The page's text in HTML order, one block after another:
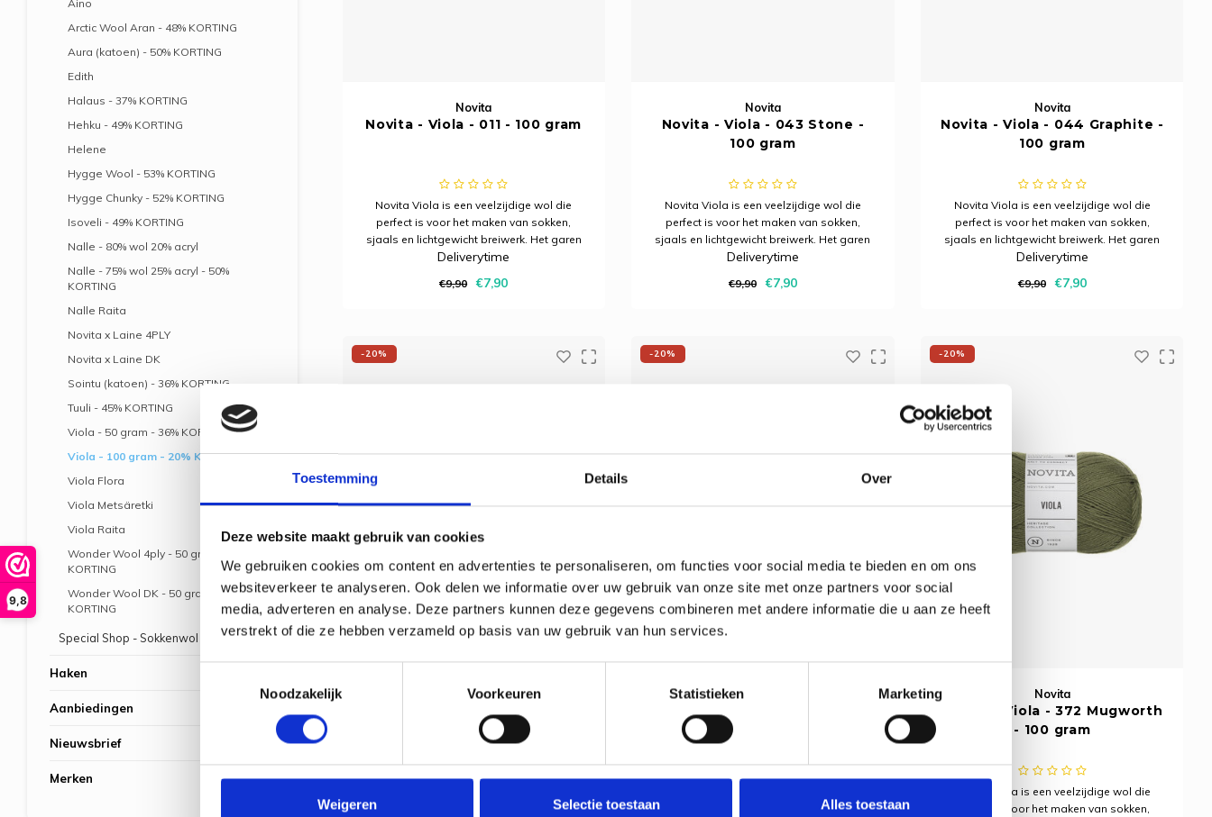
Toestemming Details Over
Deze website maakt gebruik van cookies
We gebruiken cookies om content en advertenties te personaliseren, om functies voor social media te bieden en om ons
websiteverkeer te analyseren. Ook delen we informatie over uw gebruik van onze site met onze partners voor social
media, adverteren en analyse. Deze partners kunnen deze gegevens combineren met andere informatie die u aan ze heeft
verstrekt of die ze hebben verzameld op basis van uw gebruik van hun services.
Noodzakelijk
Voorkeuren Statistieken Marketing
Weigeren Selectie toestaan Alles toestaan
9,8
Aino
Arctic Wool Aran - 48% KORTING
Aura (katoen) - 50% KORTING
Edith
Halaus - 37% KORTING
Hehku - 49% KORTING
Helene
Hygge Wool - 53% KORTING
Hygge Chunky - 52% KORTING
Isoveli - 49% KORTING
Nalle - 80% wol 20% acryl
Nalle - 75% wol 25% acryl - 50%
KORTING
Nalle Raita
Novita x Laine 4PLY
Novita x Laine DK
Sointu (katoen) - 36% KORTING
Tuuli - 45% KORTING
Viola - 50 gram - 36% KORTING
Viola - 100 gram - 20% KORTING
Viola Flora
Viola Metsäretki
Viola Raita
Wonder Wool 4ply - 50 gram - 46%
KORTING
Wonder Wool DK - 50 gram - 51%
KORTING
Special Shop - Sokkenwol
Haken
Aanbiedingen
Nieuwsbrief
Merken
Novita
Novita - Viola - 011 - 100 gram
Novita Viola is een veelzijdige wol die
perfect is voor het maken van sokken,
sjaals en lichtgewicht breiwerk. Het garen
is stijlvol, zacht en zuinig. Bovendien is het
breipatronen die 4-draads garen vereisen.
Deliverytime
€9,90 €7,90
Novita
Novita - Viola - 043 Stone -
100 gram
Novita Viola is een veelzijdige wol die
perfect is voor het maken van sokken,
sjaals en lichtgewicht breiwerk. Het garen
is stijlvol, zacht en zuinig. Bovendien is het
breipatronen die 4-draads garen vereisen.
Deliverytime
€9,90 €7,90
Novita
Novita - Viola - 044 Graphite -
100 gram
Novita Viola is een veelzijdige wol die
perfect is voor het maken van sokken,
sjaals en lichtgewicht breiwerk. Het garen
is stijlvol, zacht en zuinig. Bovendien is het
breipatronen die 4-draads garen vereisen.
Deliverytime
€9,90 €7,90
-20%
Novita
Novita - Viola - 060 Sand - 100
gram
perfect is voor het maken van sokken,
-20%
Novita - Viola - 099 Black -
100 gram
perfect is voor het maken van sokken,
-20%
Novita
Novita - Viola - 372 Mugworth
- 100 gram
Novita Viola is een veelzijdige wol die
perfect is voor het maken van sokken,